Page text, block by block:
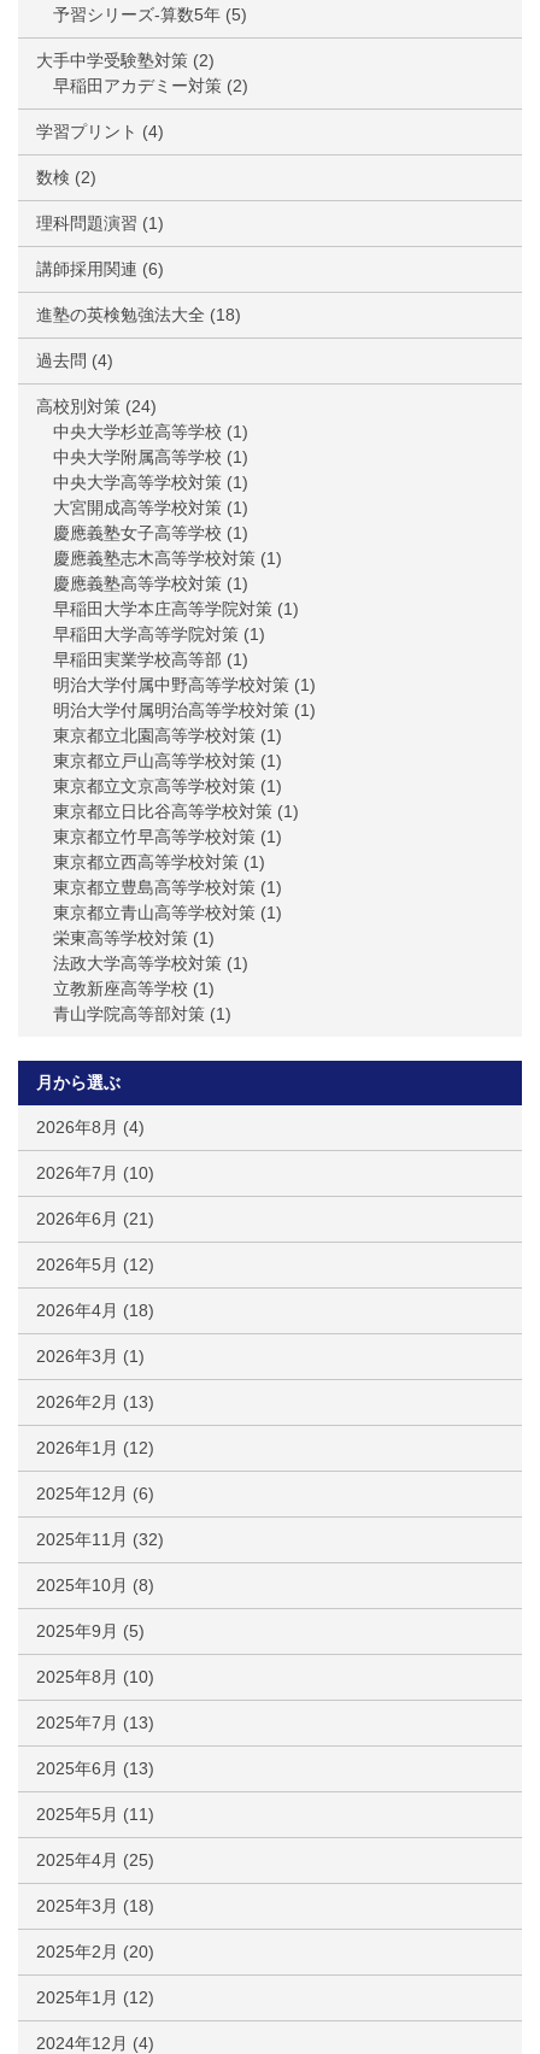
予習シリーズ-算数5年 (5)
大手中学受験塾対策 (2)
早稲田アカデミー対策 (2)
学習プリント (4)
数検 (2)
理科問題演習 (1)
講師採用関連 (6)
進塾の英検勉強法大全 (18)
過去問 (4)
高校別対策 (24)
中央大学杉並高等学校 (1)
中央大学附属高等学校 (1)
中央大学高等学校対策 (1)
大宮開成高等学校対策 (1)
慶應義塾女子高等学校 (1)
慶應義塾志木高等学校対策 (1)
慶應義塾高等学校対策 (1)
早稲田大学本庄高等学院対策 (1)
早稲田大学高等学院対策 (1)
早稲田実業学校高等部 (1)
明治大学付属中野高等学校対策 (1)
明治大学付属明治高等学校対策 (1)
東京都立北園高等学校対策 (1)
東京都立戸山高等学校対策 (1)
東京都立文京高等学校対策 (1)
東京都立日比谷高等学校対策 (1)
東京都立竹早高等学校対策 (1)
東京都立西高等学校対策 (1)
東京都立豊島高等学校対策 (1)
東京都立青山高等学校対策 (1)
栄東高等学校対策 (1)
法政大学高等学校対策 (1)
立教新座高等学校 (1)
青山学院高等部対策 (1)
月から選ぶ
2026年8月 (4)
2026年7月 (10)
2026年6月 (21)
2026年5月 (12)
2026年4月 (18)
2026年3月 (1)
2026年2月 (13)
2026年1月 (12)
2025年12月 (6)
2025年11月 (32)
2025年10月 (8)
2025年9月 (5)
2025年8月 (10)
2025年7月 (13)
2025年6月 (13)
2025年5月 (11)
2025年4月 (25)
2025年3月 (18)
2025年2月 (20)
2025年1月 (12)
2024年12月 (4)